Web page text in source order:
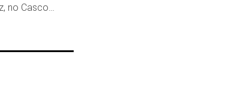
no Casco…